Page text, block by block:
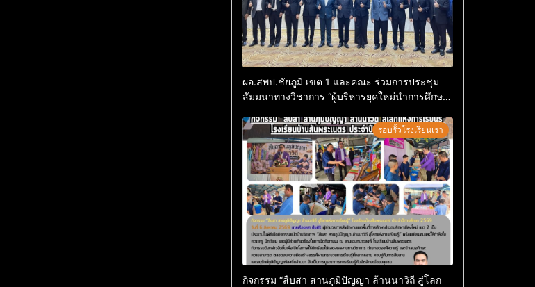
ผอ.สพป.ชัยภูมิ เขต 1 และคณะ ร่วมการประชุม
สัมมนาทางวิชาการ “ผู้บริหารยุคใหม่นำการศึกษา
รอบรั้วโรงเรียนเรา
กิจกรรม “สืบสา สานภูมิปัญญา ล้านนาวิถี สู่โลก